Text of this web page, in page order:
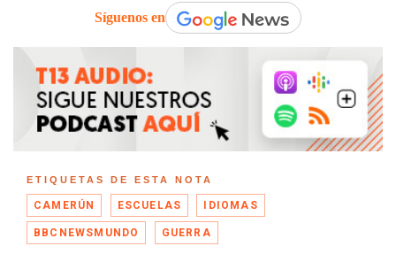
Síguenos en
ETIQUETAS DE ESTA NOTA
CAMERÚN ESCUELAS IDIOMAS
BBCNEWSMUNDO GUERRA